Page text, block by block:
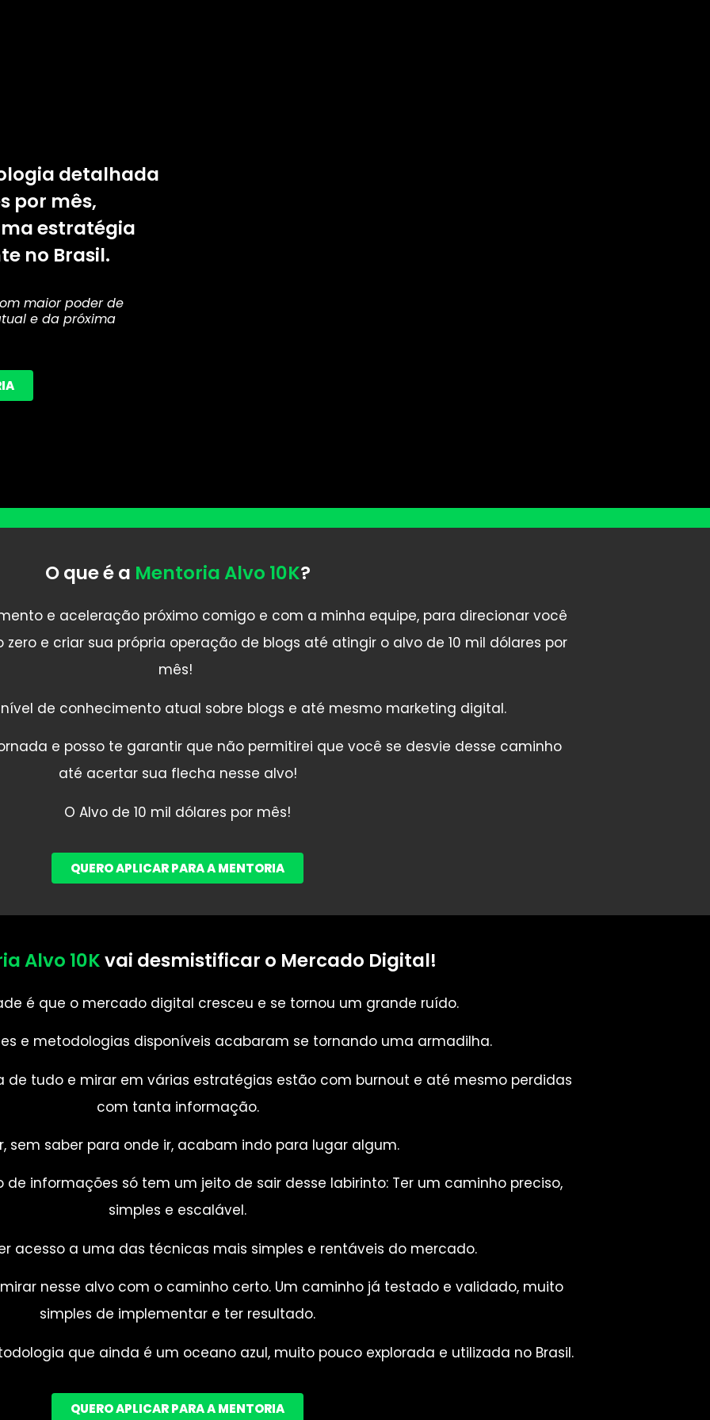
detalhada
por mês,
estratégia
no Brasil.
maior poder de
e da próxima
O que é a Mentoria Alvo 10K?
e aceleração próximo comigo e com a minha equipe, para direcionar você
e criar sua própria operação de blogs até atingir o alvo de 10 mil dólares por
mês!
de conhecimento atual sobre blogs e até mesmo marketing digital.
e posso te garantir que não permitirei que você se desvie desse caminho
até acertar sua flecha nesse alvo!
O Alvo de 10 mil dólares por mês!
QUERO APLICAR PARA A MENTORIA
Alvo 10Kvai desmistificar o Mercado Digital!
é que o mercado digital cresceu e se tornou um grande ruído.
e metodologias disponíveis acabaram se tornando uma armadilha.
de tudo e mirar em várias estratégias estão com burnout e até mesmo perdidas
com tanta informação.
sem saber para onde ir, acabam indo para lugar algum.
informações só tem um jeito de sair desse labirinto: Ter um caminho preciso,
simples e escalável.
acesso a uma das técnicas mais simples e rentáveis do mercado.
nesse alvo com o caminho certo. Um caminho já testado e validado, muito
simples de implementar e ter resultado.
que ainda é um oceano azul, muito pouco explorada e utilizada no Brasil.
QUERO APLICAR PARA A MENTORIA